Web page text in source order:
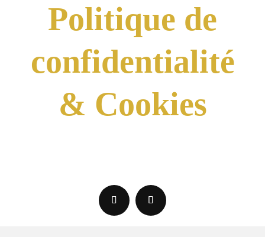
Politique de
confidentialité
& Cookies